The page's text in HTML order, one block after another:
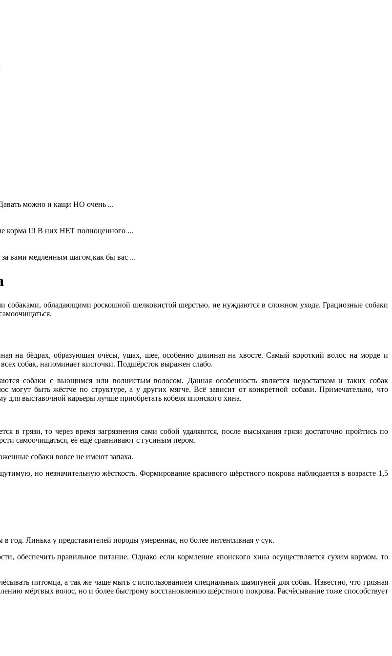
можно и кащи НО очень ...
корма !!! В них НЕТ полноценного ...
вами медленным шагом,как бы вас ...
собаками, обладающими роскошной шелковистой шерстью, не нуждаются в сложном уходе. Грациозные собаки
на бёдрах, образующая очёсы, ушах, шее, особенно длинная на хвосте. Самый короткий волос на морде и
собак, напоминает кисточки. Подшёрсток выражен слабо.
собаки с вьющимся или волнистым волосом. Данная особенность является недостатком и таких собак
могут быть жёстче по структуре, а у других мягче. Всё зависит от конкретной собаки. Примечательно, что
для выставочной карьеры лучше приобретать кобеля японского хина.
в грязи, то через время загрязнения сами собой удаляются, после высыхания грязи достаточно пройтись по
самоочищаться, её ещё сравнивают с гусиным пером.
собаки вовсе не имеют запаха.
но незначительную жёсткость. Формирование красивого шёрстного покрова наблюдается в возрасте 1,5
Линька у представителей породы умеренная, но более интенсивная у сук.
обеспечить правильное питание. Однако если кормление японского хина осуществляется сухим кормом, то
питомца, а так же чаще мыть с использованием специальных шампуней для собак. Известно, что грязная
мёртвых волос, но и более быстрому восстановлению шёрстного покрова. Расчёсывание тоже способствует